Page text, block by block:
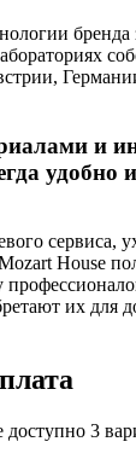
бренда
и
удобно
сервиса,
House
их для
3